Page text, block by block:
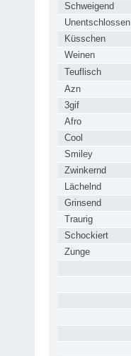
Schweigend
Unentschlossen
Küsschen
Weinen
Teuflisch
Azn
3gif
Afro
Cool
Smiley
Zwinkernd
Lächelnd
Grinsend
Traurig
Schockiert
Zunge